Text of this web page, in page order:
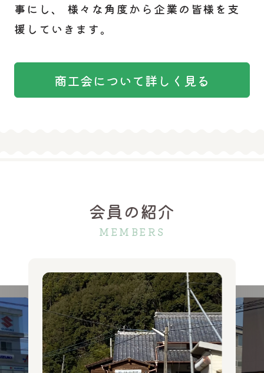
事にし、 様々な角度から企業の皆様を支
援していきます。
商工会について詳しく見る
会員の紹介
MEMBERS